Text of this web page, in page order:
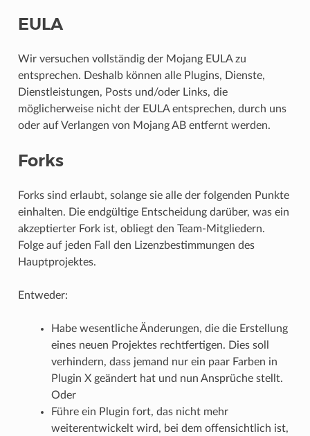
EULA
Wir versuchen vollständig der Mojang EULA zu
entsprechen. Deshalb können alle Plugins, Dienste,
Dienstleistungen, Posts und/oder Links, die
möglicherweise nicht der EULA entsprechen, durch uns
oder auf Verlangen von Mojang AB entfernt werden.
Forks
Forks sind erlaubt, solange sie alle der folgenden Punkte
einhalten. Die endgültige Entscheidung darüber, was ein
akzeptierter Fork ist, obliegt den Team-Mitgliedern.
Folge auf jeden Fall den Lizenzbestimmungen des
Hauptprojektes.
Entweder:
Habe wesentliche Änderungen, die die Erstellung
eines neuen Projektes rechtfertigen. Dies soll
verhindern, dass jemand nur ein paar Farben in
Plugin X geändert hat und nun Ansprüche stellt.
Oder
Führe ein Plugin fort, das nicht mehr
weiterentwickelt wird, bei dem offensichtlich ist,